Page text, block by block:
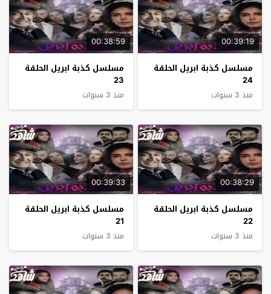
00:39:19
مسلسل كذبة ابريل الحلقة
24
منذ 3 سنوات
00:38:59
مسلسل كذبة ابريل الحلقة
23
منذ 3 سنوات
00:38:29
مسلسل كذبة ابريل الحلقة
22
منذ 3 سنوات
00:39:33
مسلسل كذبة ابريل الحلقة
21
منذ 3 سنوات